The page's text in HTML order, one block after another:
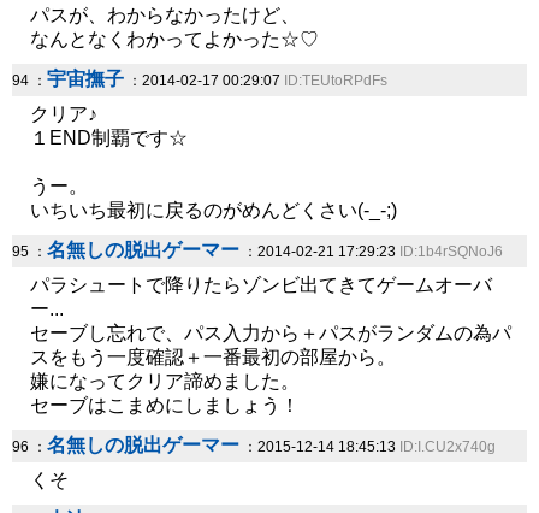
パスが、わからなかったけど、
なんとなくわかってよかった☆♡
94 ： 宇宙撫子 ：2014-02-17 00:29:07 ID:TEUtoRPdFs
クリア♪
１END制覇です☆
うー。
いちいち最初に戻るのがめんどくさい(-_-;)
95 ： 名無しの脱出ゲーマー ：2014-02-21 17:29:23 ID:1b4rSQNoJ6
パラシュートで降りたらゾンビ出てきてゲームオーバ
ー...
セーブし忘れで、パス入力から＋パスがランダムの為パ
スをもう一度確認＋一番最初の部屋から。
嫌になってクリア諦めました。
セーブはこまめにしましょう！
96 ： 名無しの脱出ゲーマー ：2015-12-14 18:45:13 ID:I.CU2x740g
くそ